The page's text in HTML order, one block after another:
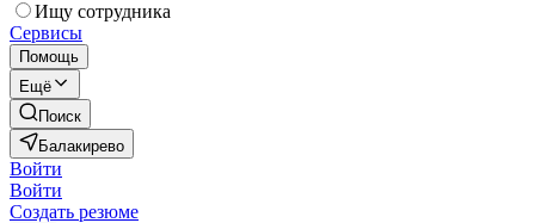
Ищу сотрудника
Сервисы
Помощь
Ещё
Поиск
Балакирево
Войти
Войти
Создать резюме